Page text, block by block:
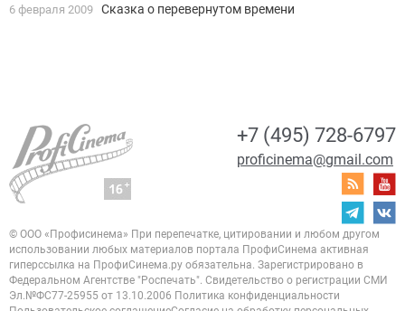
6 февраля 2009 Сказка о перевернутом времени
+7 (495) 728-6797
proficinema@gmail.com
© ООО «Профисинема» При перепечатке, цитировании и любом другом
использовании любых материалов портала ПрофиСинема активная
гиперссылка на ПрофиСинема.ру обязательна. Зарегистрировано в
Федеральном Агентстве "Роспечать". Свидетельство о регистрации СМИ
Эл.№ФС77-25955 от 13.10.2006 Политика конфиденциальности